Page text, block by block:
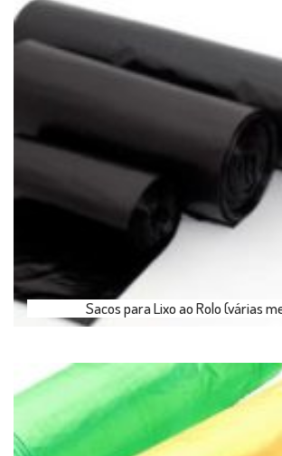
Sacos para Lixo ao Rolo (várias